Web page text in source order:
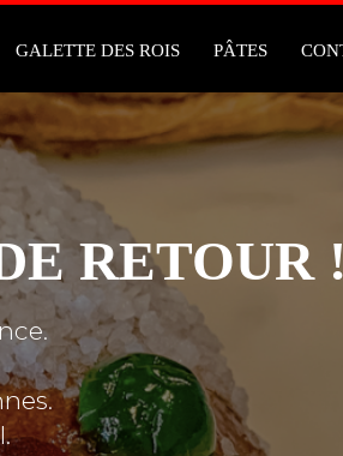
GALETTE DES ROIS PÂTES
RETOUR !